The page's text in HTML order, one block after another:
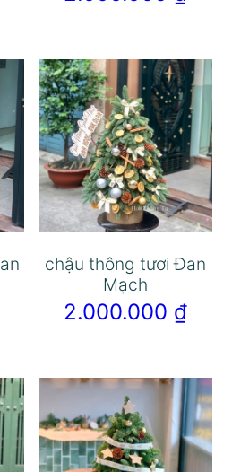
chậu thông tươi Đan
Mạch
2.000.000 ₫